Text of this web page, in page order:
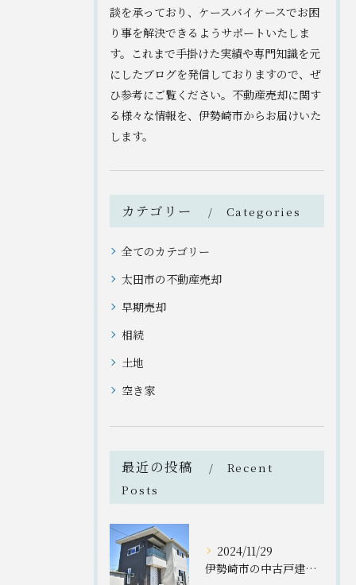
談を承っており、ケースバイケースでお困
り事を解決できるようサポートいたしま
す。これまで手掛けた実績や専門知識を元
にしたブログを発信しておりますので、ぜ
ひ参考にご覧ください。不動産売却に関す
る様々な情報を、伊勢崎市からお届けいた
します。
カテゴリー Categories
全てのカテゴリー
太田市の不動産売却
早期売却
相続
土地
空き家
最近の投稿
Recent
Posts
2024/11/29
伊勢崎市の中古戸建のご紹介